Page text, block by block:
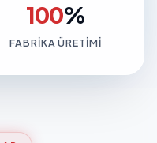
100%
FABRIKA ÜRETIMI